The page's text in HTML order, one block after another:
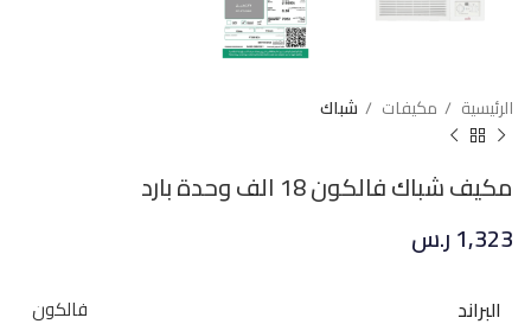
الرئيسية مكيفات شباك
مكيف شباك فالكون 18 الف وحدة بارد
1,323ر.س
البراند فالكون